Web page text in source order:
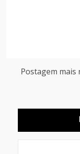
Postagem mais